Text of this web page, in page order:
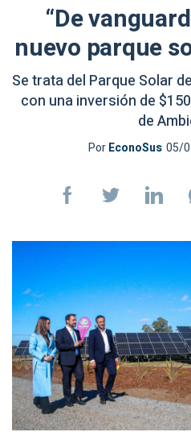
“De
nuevo parque
Se trata del Parque Solar
con una inversión de
de
PorEconoSus 05/